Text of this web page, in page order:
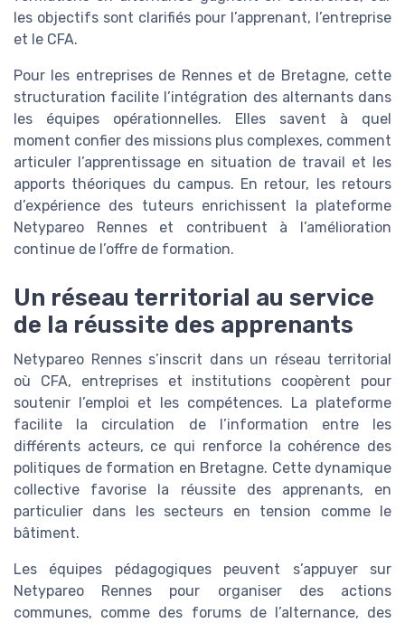
les objectifs sont clarifiés pour l’apprenant, l’entreprise
et le CFA.
Pour les entreprises de Rennes et de Bretagne, cette
structuration facilite l’intégration des alternants dans
les équipes opérationnelles. Elles savent à quel
moment confier des missions plus complexes, comment
articuler l’apprentissage en situation de travail et les
apports théoriques du campus. En retour, les retours
d’expérience des tuteurs enrichissent la plateforme
Netypareo Rennes et contribuent à l’amélioration
continue de l’offre de formation.
Un réseau territorial au service
de la réussite des apprenants
Netypareo Rennes s’inscrit dans un réseau territorial
où CFA, entreprises et institutions coopèrent pour
soutenir l’emploi et les compétences. La plateforme
facilite la circulation de l’information entre les
différents acteurs, ce qui renforce la cohérence des
politiques de formation en Bretagne. Cette dynamique
collective favorise la réussite des apprenants, en
particulier dans les secteurs en tension comme le
bâtiment.
Les équipes pédagogiques peuvent s’appuyer sur
Netypareo Rennes pour organiser des actions
communes, comme des forums de l’alternance, des